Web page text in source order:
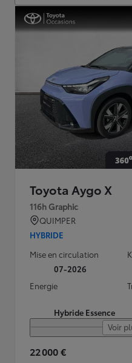
Toyota Aygo X
116h Graphic
QUIMPER
HYBRIDE
Mise en circulation
07-2026
Energie
Hybride Essence
Voir
22 000 €